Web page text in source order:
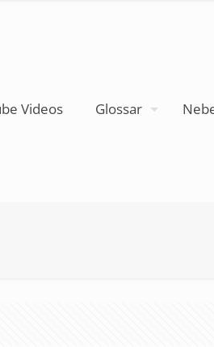
Videos Glossar